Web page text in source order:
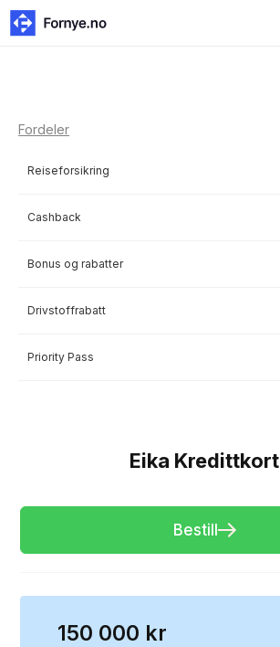
Fordeler
Reiseforsikring
Cashback
Bonus og rabatter
Drivstoffrabatt
Priority Pass
Eika Kredittkort
Bestill
150 000 kr